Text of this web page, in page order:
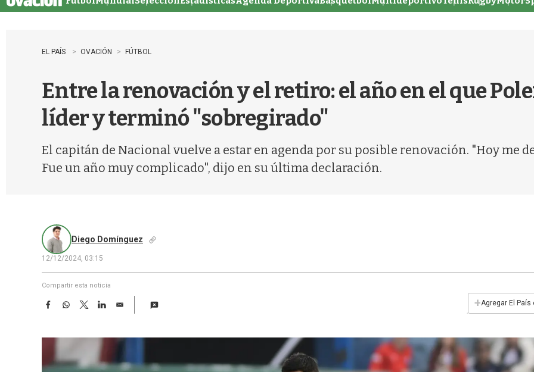
EL PAÍS OVACIÓN FÚTBOL
Entre la renovación y el retiro: el año en el que
líder y terminó "sobregirado"
El capitán de Nacional vuelve a estar en agenda por su posible renovación. "Hoy me
Fue un año muy complicado", dijo en su última declaración.
Diego Domínguez
12/12/2024, 03:15
Compartir esta noticia
F
e
o
W
t
A
T
w
t
L
k
d
E
i
+Agregar El País